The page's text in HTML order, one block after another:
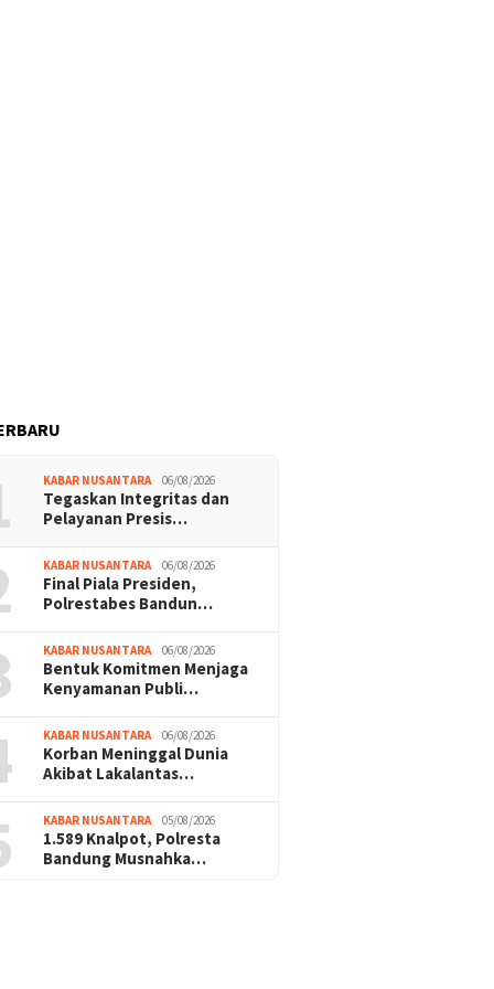
KABAR NUSANTARA 06/08/2026
Tegaskan Integritas dan
Pelayanan Presis…
KABAR NUSANTARA 06/08/2026
Final Piala Presiden,
Polrestabes Bandun…
KABAR NUSANTARA 06/08/2026
Bentuk Komitmen Menjaga
Kenyamanan Publi…
KABAR NUSANTARA 06/08/2026
Korban Meninggal Dunia
Akibat Lakalantas…
KABAR NUSANTARA 05/08/2026
1.589 Knalpot, Polresta
Bandung Musnahka…